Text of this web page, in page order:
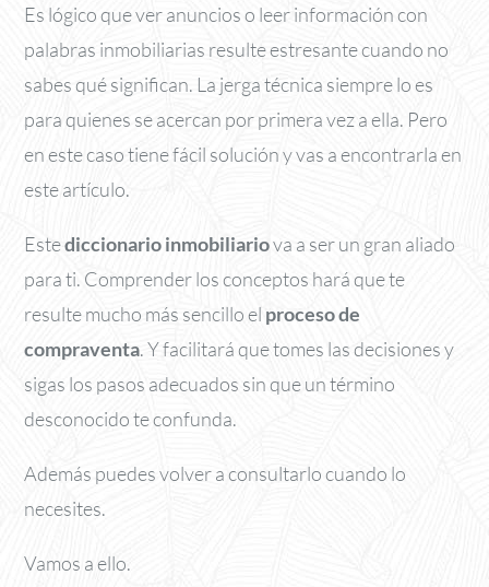
Es lógico que ver anuncios o leer información con
palabras inmobiliarias resulte estresante cuando no
sabes qué significan. La jerga técnica siempre lo es
para quienes se acercan por primera vez a ella. Pero
en este caso tiene fácil solución y vas a encontrarla en
este artículo.
Estediccionario inmobiliariova a ser un gran aliado
para ti. Comprender los conceptos hará que te
resulte mucho más sencillo el proceso de
compraventa. Y facilitará que tomes las decisiones y
sigas los pasos adecuados sin que un término
desconocido te confunda.
Además puedes volver a consultarlo cuando lo
necesites.
Vamos a ello.